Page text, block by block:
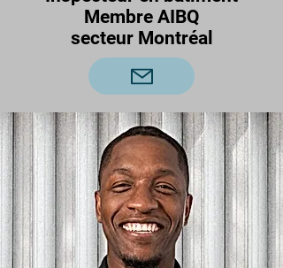
Membre AIBQ
secteur Montréal